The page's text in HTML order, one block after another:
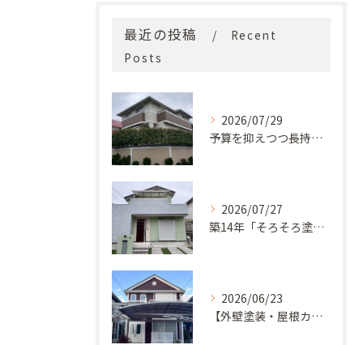
最近の投稿
Recent
Posts
2026/07/29
予算を抑えつつ長持ち！築33年モルタル外壁と屋根の塗り替え
2026/07/27
築14年「そろそろ塗り替え時？」コケ・汚れが気になっていた神戸市北区M様邸が新築同様の美しい外観に蘇るまで
2026/06/23
【外壁塗装・屋根カバー工法】築29年の剥がれや汚れのお悩みを「ナノコンポジットW」と屋根カバー工法で解決